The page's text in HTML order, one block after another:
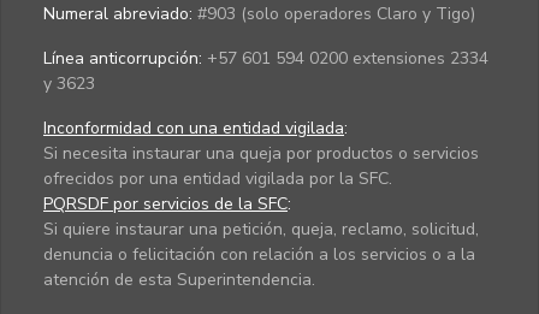
Numeral abreviado: #903 (solo operadores Claro y Tigo)
Línea anticorrupción: +57 601 594 0200 extensiones 2334
y 3623
Inconformidad con una entidad vigilada:
Si necesita instaurar una queja por productos o servicios
ofrecidos por una entidad vigilada por la SFC.
PQRSDF por servicios de la SFC:
Si quiere instaurar una petición, queja, reclamo, solicitud,
denuncia o felicitación con relación a los servicios o a la
atención de esta Superintendencia.